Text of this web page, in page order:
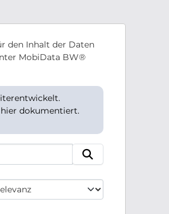
den Inhalt der Daten
MobiData BW®
dokumentiert.